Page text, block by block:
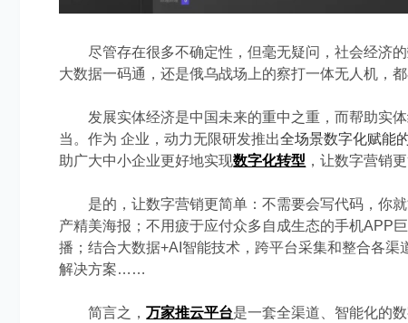
尽管存在很多不确定性，但毫无疑问，社会经济的
大数据一码通，还是俄乌战场上的察打一体无人机，
发展实体经济是中国未来的重中之重，而帮助实体
当。作为 企业，动力无限研发推出全场景数字化赋能
助广大中小企业更好地实现数字化转型 ，让数字营销更
是的，让数字营销更简单：不需要会写代码，你就
产精美海报；不用疲于应付众多自成生态的手机APP
播；结合大数据+AI 智能技术，跨平台采集和整合各
解决方案……
简言之，万家推云平台是一套全渠道、智能化的